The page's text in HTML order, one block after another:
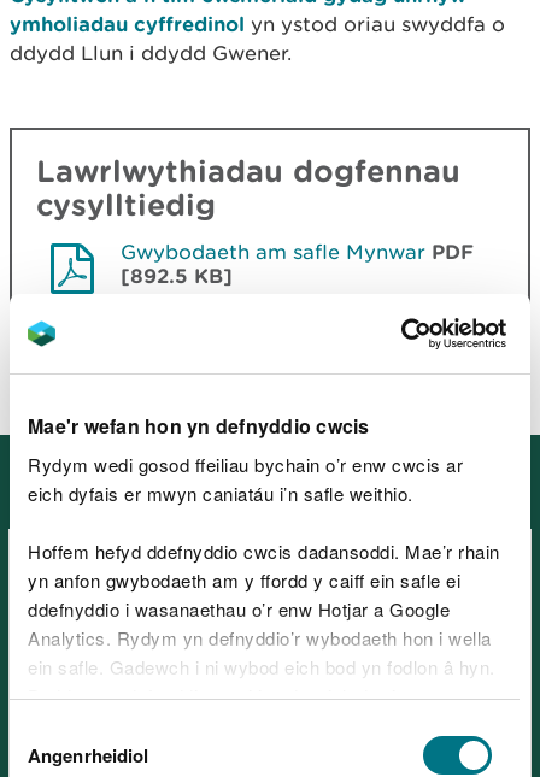
Mae'r wefan hon yn defnyddio cwcis
Rydym wedi gosod ffeiliau bychain o’r enw cwcis ar
eich dyfais er mwyn caniatáu i’n safle weithio.
Hoffem hefyd ddefnyddio cwcis dadansoddi. Mae’r rhain
yn anfon gwybodaeth am y ffordd y caiff ein safle ei
ddefnyddio i wasanaethau o’r enw Hotjar a Google
Analytics. Rydym yn defnyddio’r wybodaeth hon i wella
ein safle. Gadewch i ni wybod eich bod yn fodlon â hyn.
Byddwn yn defnyddio cwci i gadw eich dewis.
Gellirdarllen mwy am ein cwcis cyn i chi ddewis.
Caniatâd
Angenrheidiol
ymholiadau cyffredinol yn ystod oriau swyddfa o
ddydd Llun i ddydd Gwener.
Lawrlwythiadau dogfennau
cysylltiedig
Gwybodaeth am safle Mynwar PDF
[892.5 KB]
Mannau eraill yng De Orllewin
Cymru
Parc Coedwig Afan – Canolfan
Ymwelwyr, ger Port Talbot